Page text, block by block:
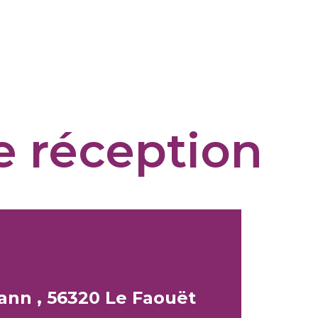
réception
, 56320 Le Faouët